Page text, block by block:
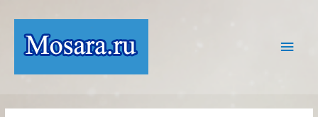
содержимому